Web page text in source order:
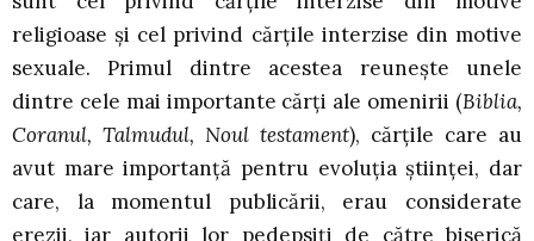
religioase şi cel privind cărţile interzise din motive
sexuale. Primul dintre acestea reuneşte unele
dintre cele mai importante cărţi ale omenirii (Biblia,
Coranul, Talmudul, Noul testament), cărţile care au
avut mare importanţă pentru evoluţia ştiinţei, dar
care, la momentul publicării, erau considerate
erezii, iar autorii lor pedepsiţi de către biserică